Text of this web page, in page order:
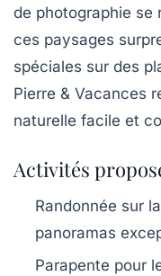
de photographie se
ces paysages
spéciales sur des
Pierre & Vacances
naturelle facile et
Activités
Randonnée sur
panoramas
Parapente pour